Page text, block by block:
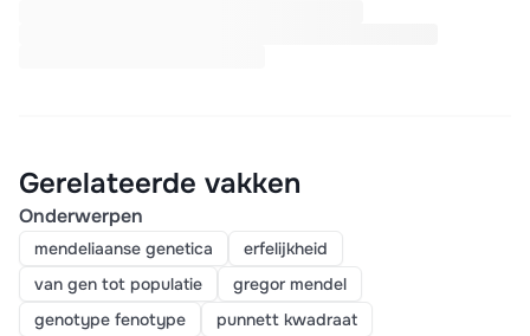
Gerelateerde vakken
Onderwerpen
mendeliaanse genetica
erfelijkheid
van gen tot populatie
gregor mendel
genotype fenotype
punnett kwadraat